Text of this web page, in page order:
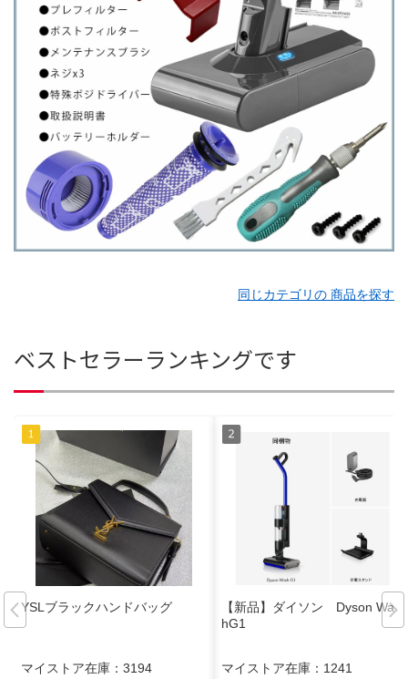
同じカテゴリの 商品を探す
ベストセラーランキングです
YSLブラックハンドバッグ
マイストア在庫： 3194
【新品】ダイソン Dyson Was
hG1
マイストア在庫： 1241